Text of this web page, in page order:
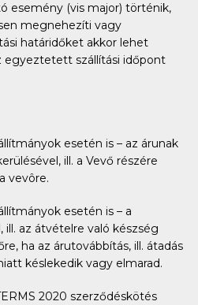
esemény (vis major) történik,
megnehezíti vagy
határidőket akkor lehet
egyeztetett szállítási időpont
esetén is – az árunak
ill. a Vevő részére
vevôre.
esetén is – a
ill. az átvételre való készség
ha az árutovábbítás, ill. átadás
késlekedik vagy elmarad.
2020 szerződéskötés